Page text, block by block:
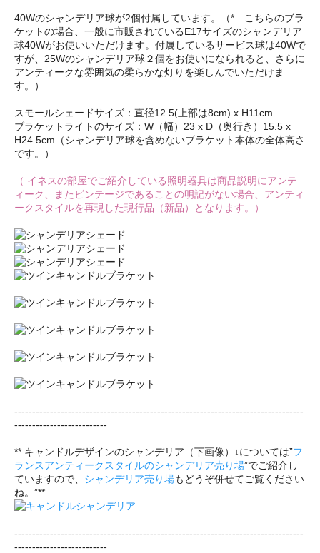
40Wのシャンデリア球が2個付属しています。（* こちらのブラ
ケットの場合、一般に市販されているE17サイズのシャンデリア
球40Wがお使いいただけます。付属しているサービス球は40Wで
すが、25Wのシャンデリア球２個をお使いになられると、さらに
アンティークな雰囲気の柔らかな灯りを楽しんでいただけま
す。）
スモールシェードサイズ：直径12.5(上部は8cm) x H11cm
ブラケットライトのサイズ：W（幅）23 x D（奥行き）15.5 x
H24.5cm（シャンデリア球を含めないブラケット本体の全体高さ
です。）
（ イネスの部屋でご紹介している照明器具は商品説明にアンテ
ィーク、またビンテージであることの明記がない場合、アンティ
ークスタイルを再現した現行品（新品）となります。）
---------------------------------------------------------------------------------
--------------------------
** キャンドルデザインのシャンデリア（下画像）↓については”フ
ランスアンティークスタイルのシャンデリア売り場”でご紹介し
ていますので、 シャンデリア売り場もどうぞ併せてご覧ください
ね。”**
---------------------------------------------------------------------------------
--------------------------